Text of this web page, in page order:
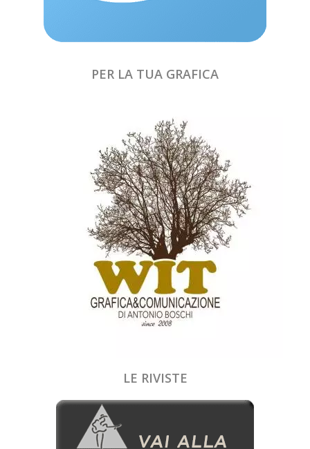
PER LA TUA GRAFICA
LE RIVISTE